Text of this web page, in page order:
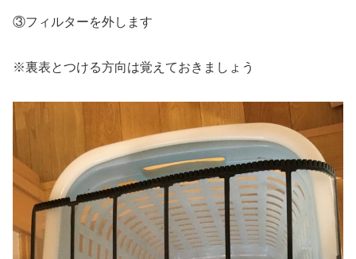
③フィルターを外します
※裏表とつける方向は覚えておきましょう